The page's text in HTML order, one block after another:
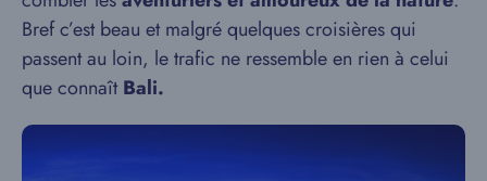
Bref c’est beau et malgré quelques croisières qui
passent au loin, le trafic ne ressemble en rien à celui
que connaîtBali.